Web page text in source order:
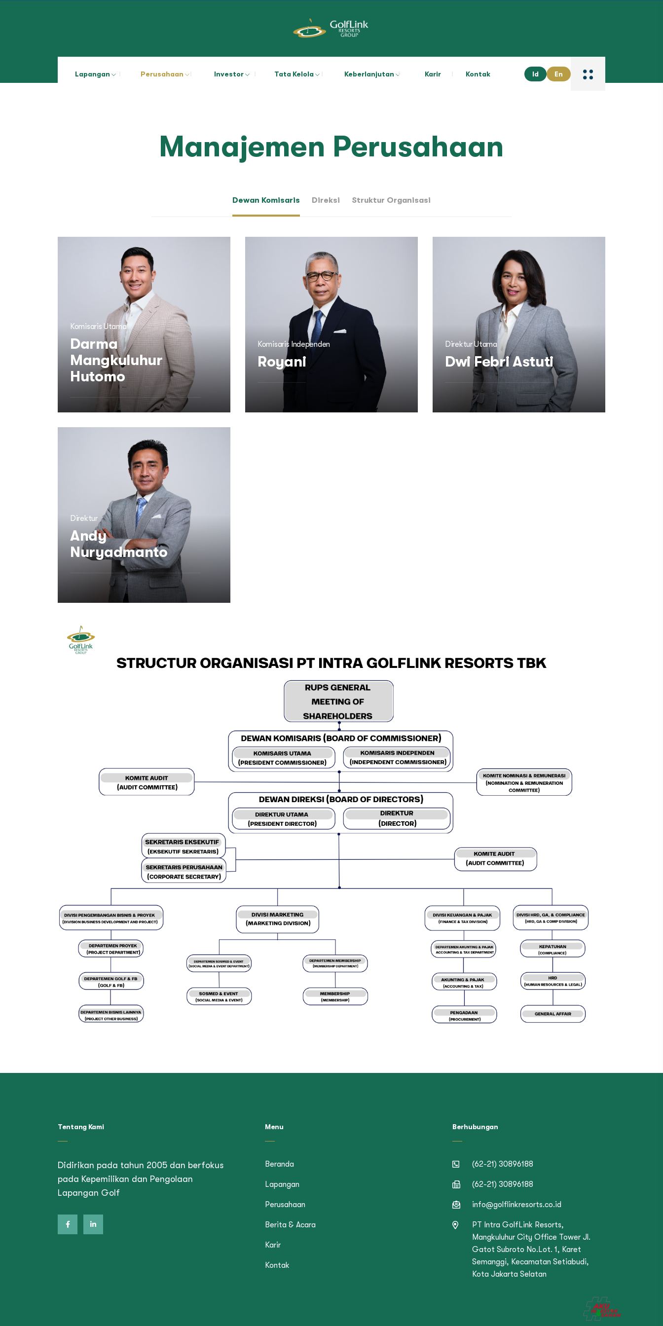
Lapangan Perusahaan Investor Tata Kelola Keberlanjutan Karir Kontak Id En
Manajemen Perusahaan
Dewan Komisaris Direksi Struktur Organisasi
Komisaris Utama
Darma
Mangkuluhur
Hutomo
Komisaris Independen
Royani
Direktur Utama
Dwi Febri Astuti
Direktur
Andy
Nuryadmanto
Tentang Kami
Didirikan pada tahun 2005 dan berfokus
pada Kepemilikan dan Pengolaan
Lapangan Golf
Menu
Beranda
Lapangan
Perusahaan
Berita & Acara
Karir
Kontak
Berhubungan
(62-21) 30896188
(62-21) 30896188
info@golflinkresorts.co.id
PT Intra GolfLink Resorts,
Mangkuluhur City Office Tower Jl.
Gatot Subroto No.Lot. 1, Karet
Semanggi, Kecamatan Setiabudi,
Kota Jakarta Selatan